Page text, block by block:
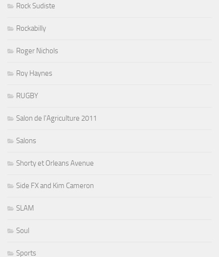
Rock Sudiste
Rockabilly
Roger Nichols
Roy Haynes
RUGBY
Salon de l'Agriculture 2011
Salons
Shorty et Orleans Avenue
Side FX and Kim Cameron
SLAM
Soul
Sports